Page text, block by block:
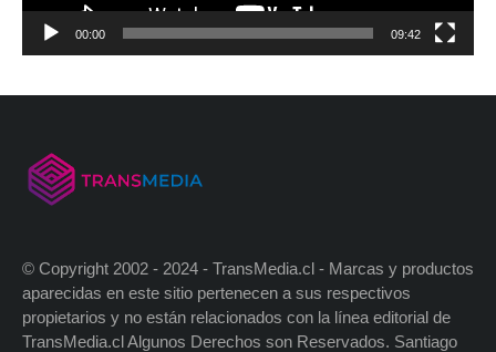
00:00 09:42
© Copyright 2002 - 2024 - TransMedia.cl - Marcas y productos
aparecidas en este sitio pertenecen a sus respectivos
propietarios y no están relacionados con la línea editorial de
TransMedia.cl Algunos Derechos son Reservados. Santiago